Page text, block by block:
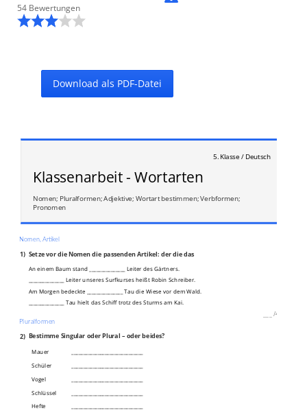
54 Bewertungen
Download als PDF-Datei
5. Klasse / Deutsch
Klassenarbeit - Wortarten
Nomen; Pluralformen; Adjektive; Wortart bestimmen; Verbformen;
Pronomen
Nomen, Artikel
1) Setze vor die Nomen die passenden Artikel: der die das
An einem Baum stand _______________ Leiter des Gärtners.
_______________ Leiter unseres Surfkurses heißt Robin Schreiber.
Am Morgen bedeckte _______________ Tau die Wiese vor dem Wald.
_______________ Tau hielt das Schiff trotz des Sturms am Kai.
/4P
Pluralformen
2) Bestimme Singular oder Plural – oder beides?
Mauer
Schüler
Vogel
Schlüssel
Hefte